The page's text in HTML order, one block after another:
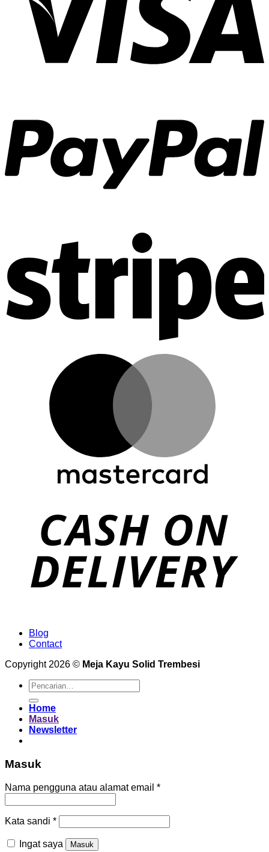
Blog
Contact
Copyright 2026 © Meja Kayu Solid Trembesi
Pencarian
untuk:
Home
Masuk
Newsletter
Masuk
Nama pengguna atau alamat email *Wajib
Kata sandi *Wajib
Ingat saya Masuk